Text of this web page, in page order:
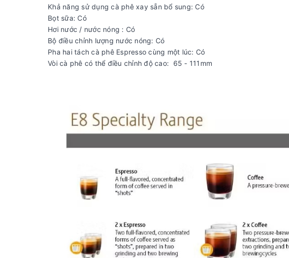
Khả năng sử dụng cà phê xay sẵn bổ sung: Có
Bọt sữa: Có
Hơi nước / nước nóng : Có
Bộ điều chỉnh lượng nước nóng: Có
Pha hai tách cà phê Espresso cùng một lúc: Có
Vòi cà phê có thể điều chỉnh độ cao: 65 - 111mm